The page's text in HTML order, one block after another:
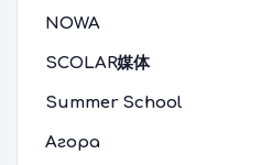
NOWA
SCOLAR媒体
Summer School
Агора